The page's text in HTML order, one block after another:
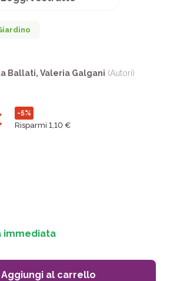
Ballati, Valeria Galgani (Autori)
-5%
Risparmi 1,10 €
immediata
Aggiungi al carrello